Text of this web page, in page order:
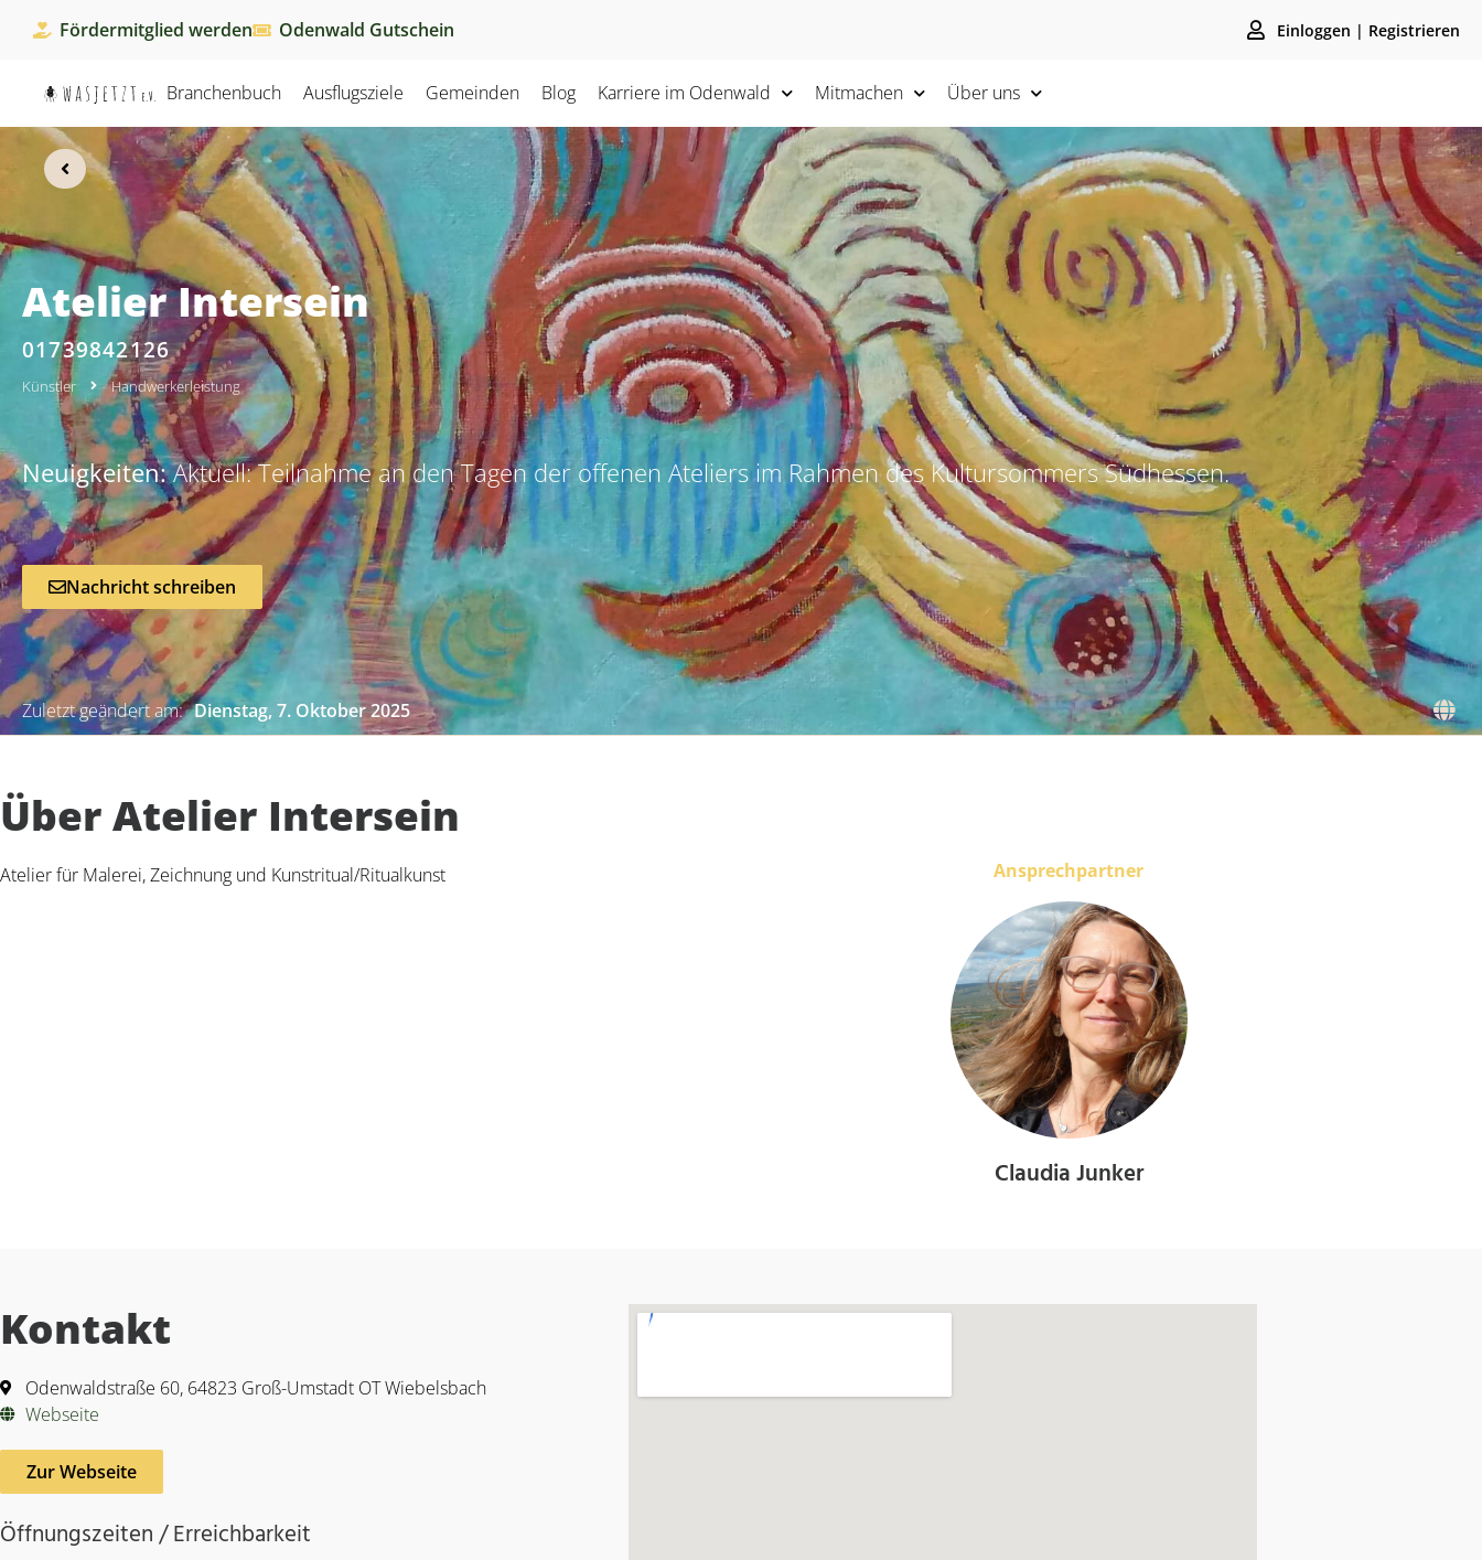
Fördermitglied werden Odenwald Gutschein Einloggen | Registrieren
Branchenbuch Ausflugsziele Gemeinden Blog Karriere im Odenwald Mitmachen Über uns
Atelier Intersein
01739842126
Künstler Handwerkerleistung
Neuigkeiten:Aktuell: Teilnahme an den Tagen der offenen Ateliers im Rahmen des Kultursommers Südhessen.
Nachricht schreiben
Zuletzt geändert am: Dienstag, 7. Oktober 2025
Über Atelier Intersein
Atelier für Malerei, Zeichnung und Kunstritual/Ritualkunst Ansprechpartner
Claudia Junker
Kontakt
Odenwaldstraße 60, 64823 Groß-Umstadt OT Wiebelsbach
Webseite
Zur Webseite
Öffnungszeiten / Erreichbarkeit